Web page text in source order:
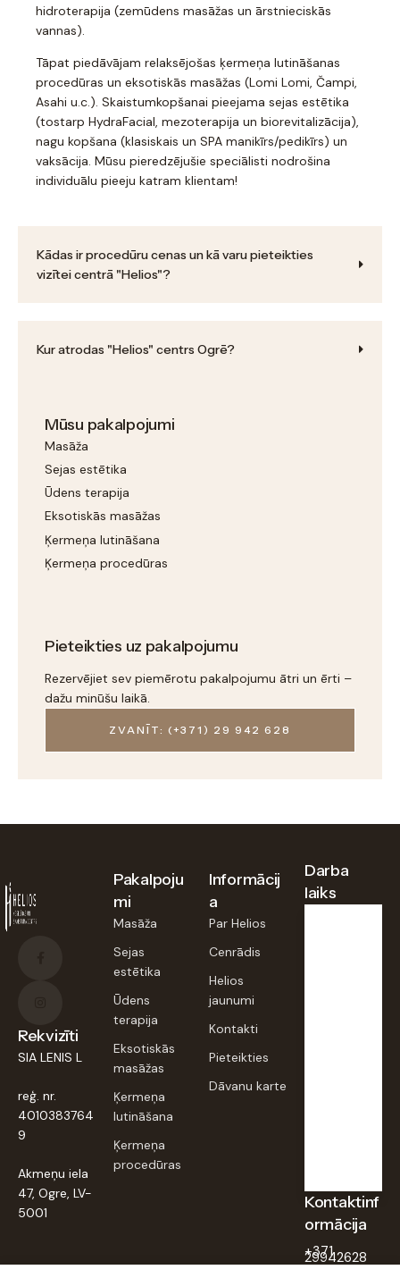
Mūsu pakalpojumi
Masāža
Sejas estētika
Ūdens terapija
Eksotiskās masāžas
Ķermeņa lutināšana
Ķermeņa procedūras
Pieteikties uz pakalpojumu
Rezervējiet sev piemērotu pakalpojumu ātri un ērti –
dažu minūšu laikā.
ZVANĪT: (+371) 29 942 628
hidroterapija (zemūdens masāžas un ārstnieciskās
vannas).
Tāpat piedāvājam relaksējošas ķermeņa lutināšanas
procedūras un eksotiskās masāžas (Lomi Lomi, Čampi,
Asahi u.c.). Skaistumkopšanai pieejama sejas estētika
(tostarp HydraFacial, mezoterapija un biorevitalizācija),
nagu kopšana (klasiskais un SPA manikīrs/pedikīrs) un
vaksācija. Mūsu pieredzējušie speciālisti nodrošina
individuālu pieeju katram klientam!
Kādas ir procedūru cenas un kā varu pieteikties
vizītei centrā "Helios"?
Kur atrodas "Helios" centrs Ogrē?
Rekvizīti
SIA LENIS L
reģ. nr.
4010383764
9
Akmeņu iela
47, Ogre, LV-
5001
Pakalpoju
mi
Masāža
Sejas
estētika
Ūdens
terapija
Eksotiskās
masāžas
Ķermeņa
lutināšana
Ķermeņa
procedūras
Informācij
a
Par Helios
Cenrādis
Helios
jaunumi
Kontakti
Pieteikties
Dāvanu karte
Darba
laiks
Kontaktinf
ormācija
+371
29942628